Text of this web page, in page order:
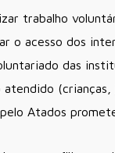
trabalho
o acesso dos
das
Atados